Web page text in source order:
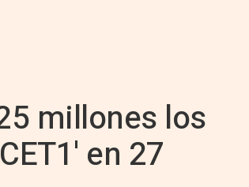
millones los
en 27